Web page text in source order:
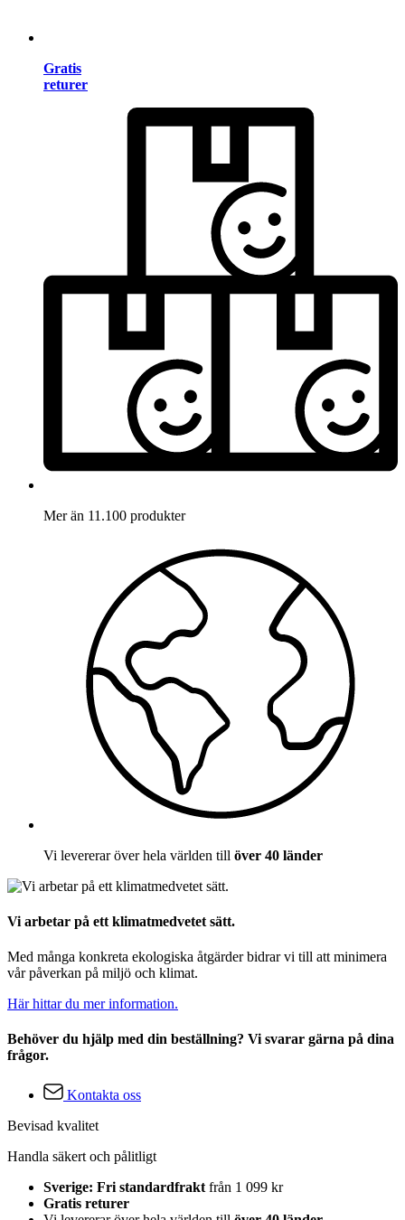
Gratis
returer
Mer än 11.100 produkter
Vi levererar över hela världen till över 40 länder
Vi arbetar på ett klimatmedvetet sätt.
Med många konkreta ekologiska åtgärder bidrar vi till att minimera
vår påverkan på miljö och klimat.
Här hittar du mer information.
Behöver du hjälp med din beställning? Vi svarar gärna på dina
frågor.
Kontakta oss
Bevisad kvalitet
Handla säkert och pålitligt
Sverige: Fri standardfrakt från 1 099 kr
Gratis returer